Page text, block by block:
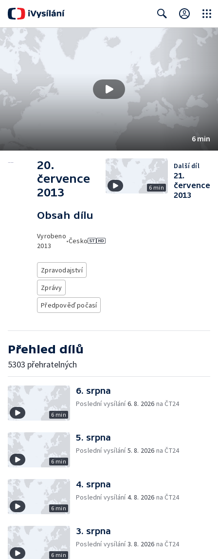
Search
6 min
20.
července
2013
Obsah dílu
Vyrobeno
2013
•Česko
Zpravodajství
Zprávy
Předpověď počasí
6 min
Další díl
21.
července
2013
Přehled dílů
5303 přehratelných
6 min
6. srpna
Poslední vysílání6. 8. 2026 na ČT24
6 min
5. srpna
Poslední vysílání5. 8. 2026 na ČT24
6 min
4. srpna
Poslední vysílání4. 8. 2026 na ČT24
6 min
3. srpna
Poslední vysílání3. 8. 2026 na ČT24